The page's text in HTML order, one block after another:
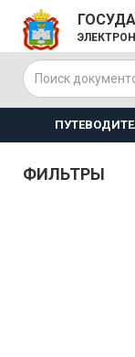
ФИЛЬТРЫ